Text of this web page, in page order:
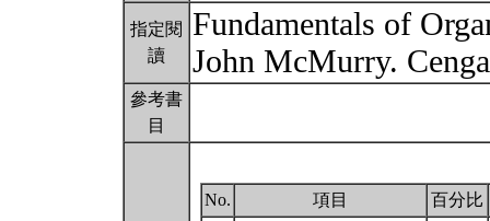
指定閱
讀
Fundamentals of
John McMurry.
參考書
目
No. 項目
百分比